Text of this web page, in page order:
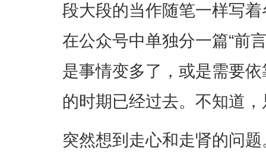
段大段的当作随笔一样写
在公众号中单独分一篇“前
是事情变多了，或是需要
的时期已经过去。不知道
突然想到走心和走肾的问